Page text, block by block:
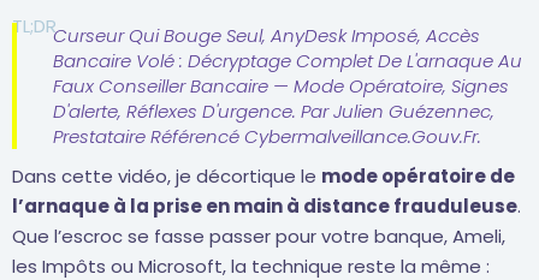
TL;DRCurseur Qui Bouge Seul, AnyDesk Imposé, Accès
Bancaire Volé : Décryptage Complet De L'arnaque Au
Faux Conseiller Bancaire — Mode Opératoire, Signes
D'alerte, Réflexes D'urgence. Par Julien Guézennec,
Prestataire Référencé Cybermalveillance.gouv.fr.
Dans cette vidéo, je décortique le mode opératoire de
l’arnaque à la prise en main à distance frauduleuse.
Que l’escroc se fasse passer pour votre banque, Ameli,
les Impôts ou Microsoft, la technique reste la même :